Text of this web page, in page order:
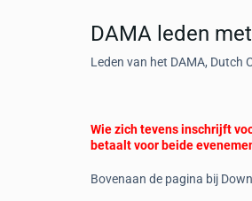
DAMA leden
Leden van het DAMA, Dutch
Wie zich tevens inschrijft
betaalt voor beide
Bovenaan de pagina bij